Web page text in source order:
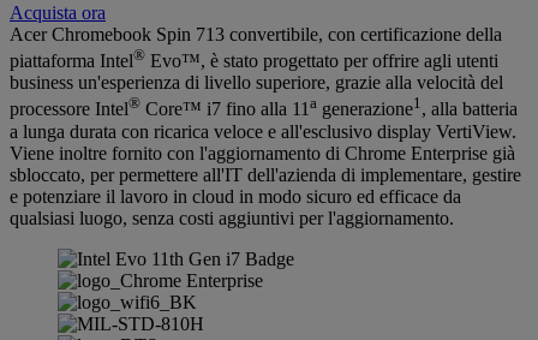
Acquista ora
Acer Chromebook Spin 713 convertibile, con certificazione della
piattaforma Intel® Evo™, è stato progettato per offrire agli utenti
business un'esperienza di livello superiore, grazie alla velocità del
processore Intel® Core™ i7 fino alla 11a generazione1, alla batteria
a lunga durata con ricarica veloce e all'esclusivo display VertiView.
Viene inoltre fornito con l'aggiornamento di Chrome Enterprise già
sbloccato, per permettere all'IT dell'azienda di implementare, gestire
e potenziare il lavoro in cloud in modo sicuro ed efficace da
qualsiasi luogo, senza costi aggiuntivi per l'aggiornamento.